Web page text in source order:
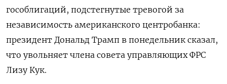
гособлигаций, подстегнутые тревогой за
независимость американского центробанка:
президент Дональд Трамп в понедельник сказал,
что увольняет члена совета управляющих ФРС
Лизу Кук.